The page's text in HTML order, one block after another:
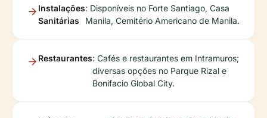
Instalações
Sanitárias
: Disponíveis no Forte Santiago, Casa
Manila, Cemitério Americano de Manila.
Restaurantes: Cafés e restaurantes em Intramuros;
diversas opções no Parque Rizal e
Bonifacio Global City.